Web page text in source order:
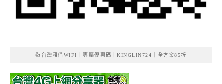
👍台灣租借WIFI｜專屬優惠碼｜KINGLIN724｜全方案85折